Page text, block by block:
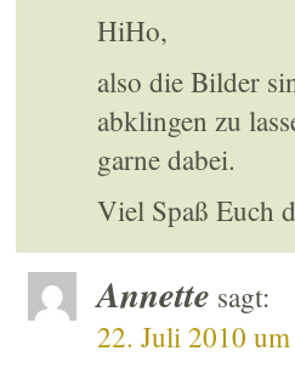
HiHo,
also die Bilder
abklingen zu
garne dabei.
Viel Spaß Euch
Annette sagt:
22. Juli 2010